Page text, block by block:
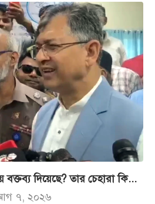
দিয়েছে? তার চেহারা কি...
৭, ২০২৬